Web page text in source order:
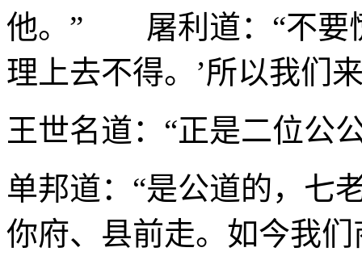
他。” 屠利道：“不要
理上去不得。’所以我们
王世名道：“正是二位公
单邦道：“是公道的，七
你府、县前走。如今我